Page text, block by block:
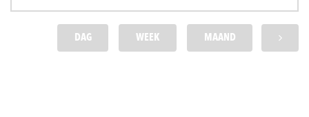
DAG WEEK MAAND